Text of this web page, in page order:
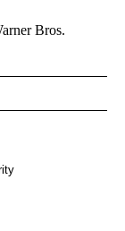
Bros.